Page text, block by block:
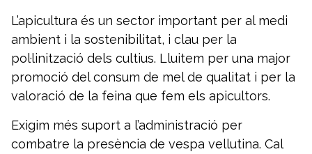
L’apicultura és un sector important per al medi
ambient i la sostenibilitat, i clau per la
pol·linització dels cultius. Lluitem per una major
promoció del consum de mel de qualitat i per la
valoració de la feina que fem els apicultors.
Exigim més suport a l’administració per
combatre la presència de vespa vellutina. Cal